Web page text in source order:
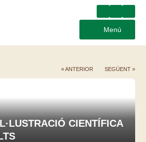
Menú
« ANTERIOR SEGÜENT »
CIENTÍFICA